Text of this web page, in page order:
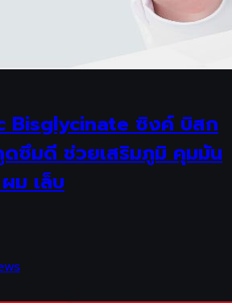
Bisglycinate ซิงค์ บิสก
ดซึมดี ช่วยเสริมภูมิ คุมมัน
ม เล็บ